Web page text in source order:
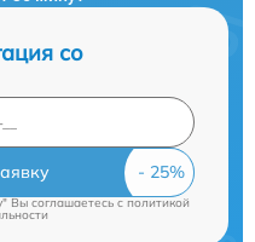
со
Вы соглашаетесь cполитикой